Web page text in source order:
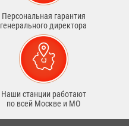
Персональная гарантия
генерального директора
Наши станции работают
по всей Москве и МО